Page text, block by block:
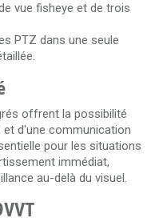
vue fisheye et de trois
PTZ dans une seule
offrent la possibilité
et d'une communication
pour les situations
immédiat,
au-delà du visuel.